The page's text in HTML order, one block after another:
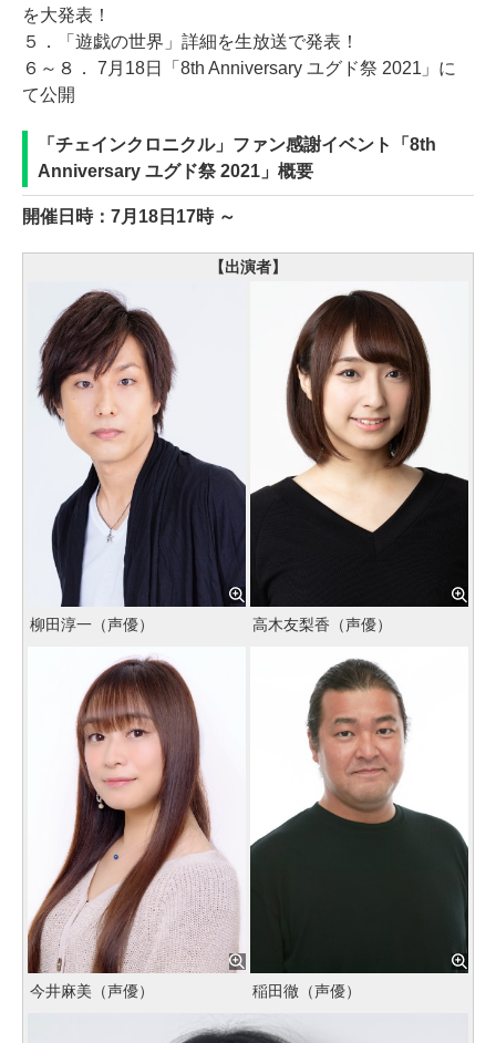
を大発表！
５．「遊戯の世界」詳細を生放送で発表！
６～８． 7月18日「8th Anniversary ユグド祭 2021」に
て公開
「チェインクロニクル」ファン感謝イベント「8th
Anniversary ユグド祭 2021」概要
開催日時：7月18日17時 ～
【出演者】
柳田淳一（声優） 高木友梨香（声優）
今井麻美（声優） 稲田徹（声優）